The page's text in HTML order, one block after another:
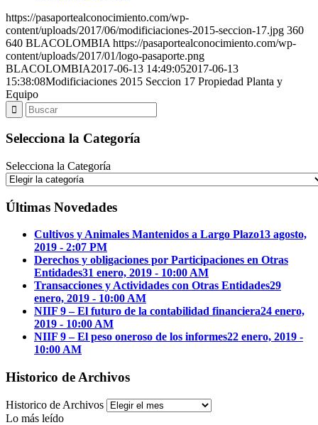
https://pasaportealconocimiento.com/wp-
content/uploads/2017/06/modificiaciones-2015-seccion-17.jpg 360
640 BLACOLOMBIA https://pasaportealconocimiento.com/wp-
content/uploads/2017/01/logo-pasaporte.png
BLACOLOMBIA2017-06-13 14:49:052017-06-13
15:38:08Modificiaciones 2015 Seccion 17 Propiedad Planta y
Equipo
Selecciona la Categoría
Selecciona la Categoría
Últimas Novedades
Cultivos y Animales Mantenidos a Largo Plazo13 agosto,
2019 - 2:07 PM
Derechos y obligaciones por Participaciones en Otras
Entidades31 enero, 2019 - 10:00 AM
Transacciones y Actividades con Otras Entidades29
enero, 2019 - 10:00 AM
NIIF 9 – El futuro de la contabilidad financiera24 enero,
2019 - 10:00 AM
NIIF 9 – El peso oneroso de los informes22 enero, 2019 -
10:00 AM
Historico de Archivos
Historico de Archivos
Lo más leído